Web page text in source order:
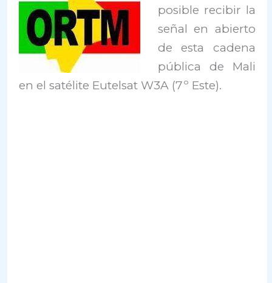
posible recibir la
señal en abierto
de esta cadena
pública de Mali
en el satélite Eutelsat W3A (7º Este).